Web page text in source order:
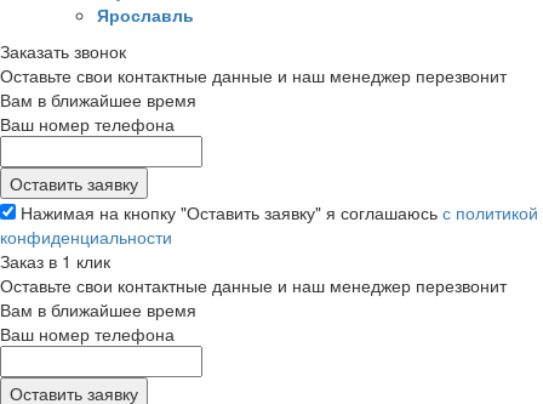
Ярославль
Заказать звонок
Оставьте свои контактные данные и наш менеджер перезвонит
Вам в ближайшее время
Ваш номер телефона
Нажимая на кнопку "Оставить заявку" я соглашаюсь с политикой
конфиденциальности
Заказ в 1 клик
Оставьте свои контактные данные и наш менеджер перезвонит
Вам в ближайшее время
Ваш номер телефона